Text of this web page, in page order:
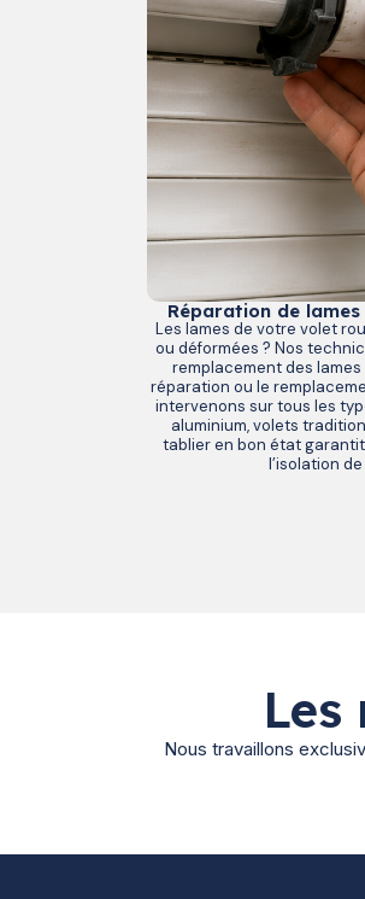
Réparation de
Les lames de votre volet
ou déformées ? Nos
remplacement des lames
réparation ou le
intervenons sur tous les
aluminium, volets
tablier en bon état
l’isolation
Nous travaillons